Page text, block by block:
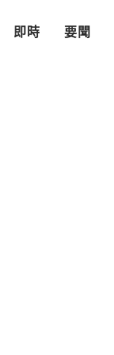
即時 要聞